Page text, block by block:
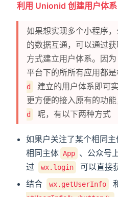
利用 Unionid 创建用户体系
如果想实现多个小程序
的数据互通，可以通过
方式建立用户体系。因为
平台下的所所有应用都
d
建立的用户体系即可
更方便的接入原有的功
d
呢，有以下两种方式
如果户关注了某个相同
相同主体 App 、公众号
过
wx.login 可以直接
结合 wx.getUserInfo